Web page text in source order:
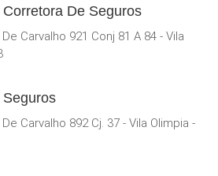
De Seguros
Carvalho 921 Conj 81 A 84 - Vila
Carvalho 892 Cj. 37 - Vila Olimpia -